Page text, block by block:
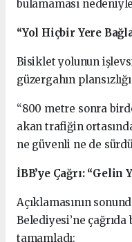
bulamaması
“Yol Hiçbir Yere
Bisiklet yolunun
güzergahın
“800 metre sonra
akan trafiğin
ne güvenli ne de
İBB’ye Çağrı:
Açıklamasının
Belediyesi’ne
tamamladı: